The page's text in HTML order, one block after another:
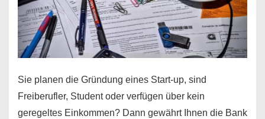
Sie planen die Gründung eines Start-up, sind
Freiberufler, Student oder verfügen über kein
geregeltes Einkommen? Dann gewährt Ihnen die Bank